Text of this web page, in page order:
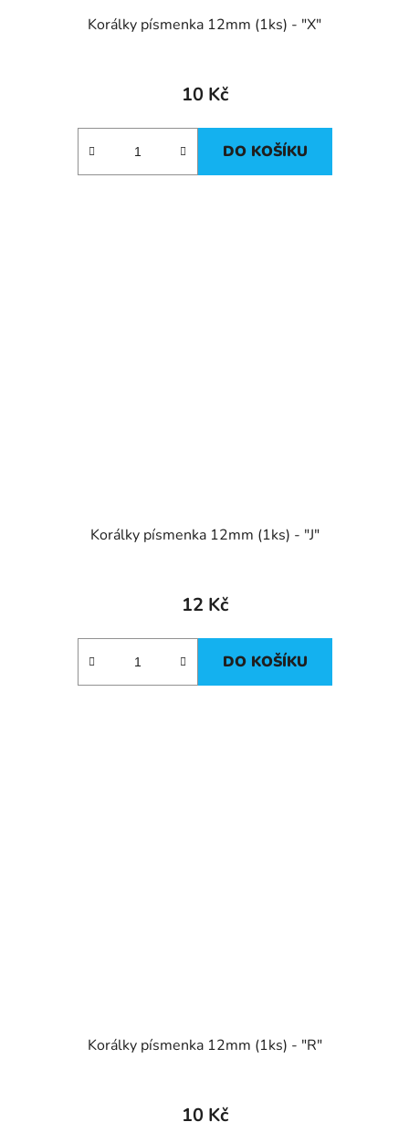
Korálky písmenka 12mm (1ks) - "X"
10 Kč
DO KOŠÍKU
Korálky písmenka 12mm (1ks) - "J"
12 Kč
DO KOŠÍKU
Korálky písmenka 12mm (1ks) - "R"
10 Kč